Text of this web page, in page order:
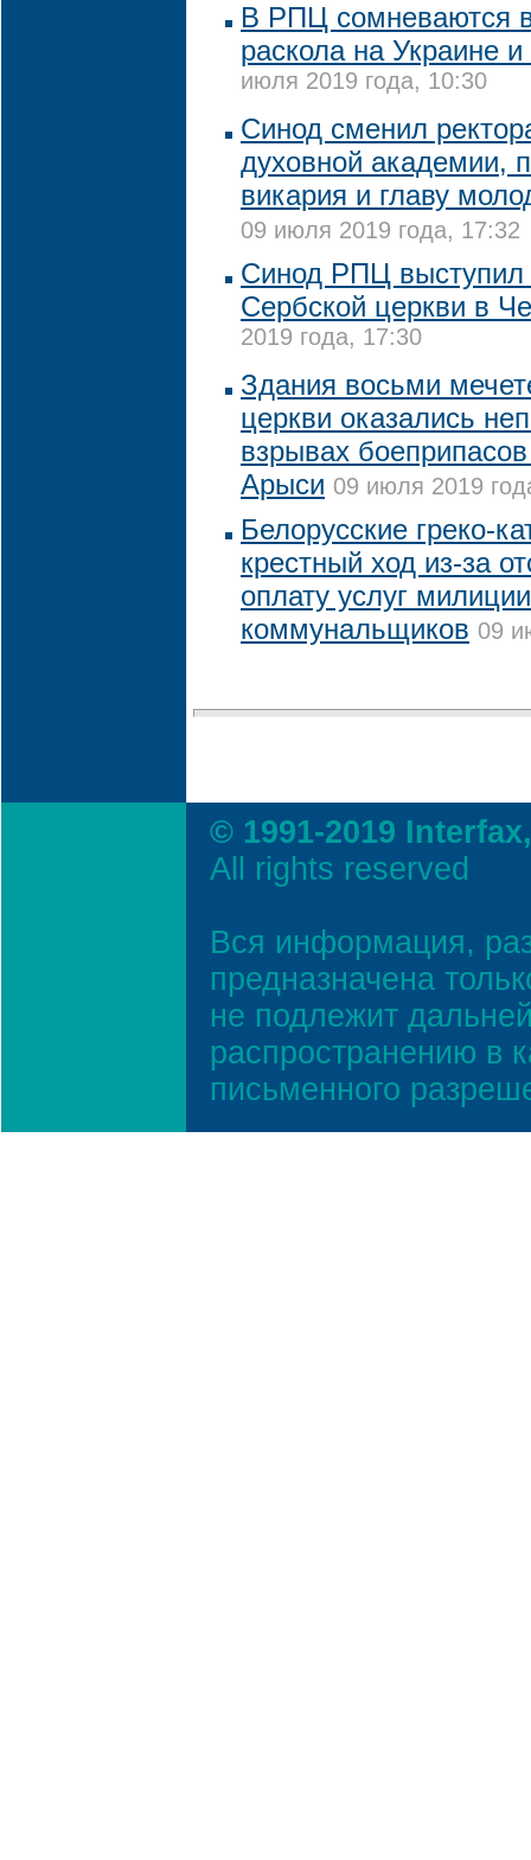
В РПЦ сомневаются
раскола на Украине
июля 2019 года, 10:30
Синод сменил
духовной академии,
викария и главу
09 июля 2019 года, 17:32
Синод РПЦ выступил
Сербской церкви в
2019 года, 17:30
Здания восьми
церкви оказались
взрывах
Арыси 09 июля 2019
Белорусские греко-
крестный ход из-за
оплату услуг
коммунальщиков 09
© 1991-2019
All rights reserved
Вся информация,
предназначена
не подлежит
распространению в
письменного